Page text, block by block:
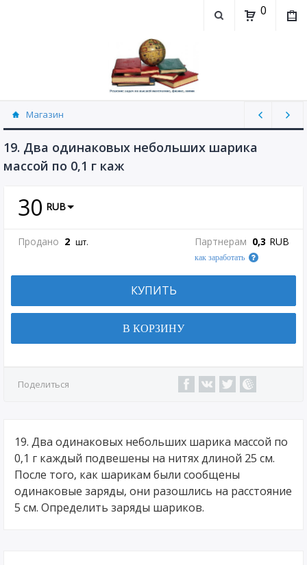
0
Магазин
Физика, химия (рассылаю Doc+PDF) (8689)
19. Два одинаковых небольших шарика
массой по 0,1 г каж
30 RUB
Продано 2 шт. Партнерам 0,3 RUB
как заработать
КУПИТЬ
В КОРЗИНУ
Поделиться
19. Два одинаковых небольших шарика массой по
0,1 г каждый подвешены на нитях длиной 25 см.
После того, как шарикам были сообщены
одинаковые заряды, они разошлись на расстояние
5 см. Определить заряды шариков.